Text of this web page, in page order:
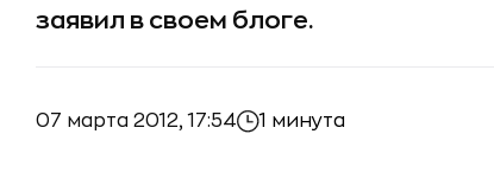
заявил в своем блоге.
07 марта 2012, 17:54 1 минута